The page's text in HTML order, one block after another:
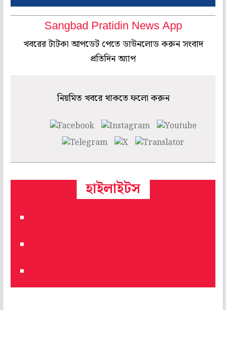
Sangbad Pratidin News App
খবরের টাটকা আপডেট পেতে ডাউনলোড করুন সংবাদ
প্রতিদিন অ্যাপ
নিয়মিত খবরে থাকতে ফলো করুন
হাইলাইটস